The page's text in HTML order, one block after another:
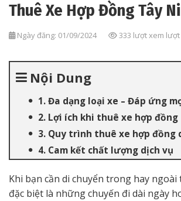
Thuê Xe Hợp Đồng Tây
Ngày đăng: 01/09/2024 333 lượt xem
Nội Dung
1. Đa dạng loại xe – Đáp ứng
2. Lợi ích khi thuê xe hợp đồng
3. Quy trình thuê xe hợp đồng
4. Cam kết chất lượng dịch vụ
Khi bạn cần di chuyển trong hay
đặc biệt là những chuyến đi dài ngày